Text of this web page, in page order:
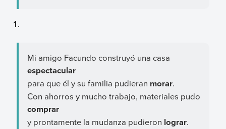
Mi amigo Facundo construyó una casa
espectacular
para que él y su familia pudieran morar.
Con ahorros y mucho trabajo, materiales pudo
comprar
y prontamente la mudanza pudieron lograr.